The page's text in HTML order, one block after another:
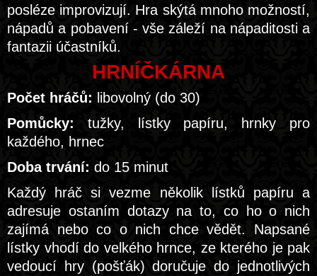
posléze improvizují. Hra skýtá mnoho možností,
nápadů a pobavení - vše záleží na nápaditosti a
fantazii účastníků.
HRNÍČKÁRNA
Počet hráčů: libovolný (do 30)
Pomůcky: tužky, lístky papíru, hrnky pro
každého, hrnec
Doba trvání: do 15 minut
Každý hráč si vezme několik lístků papíru a
adresuje ostaním dotazy na to, co ho o nich
zajímá nebo co o nich chce vědět. Napsané
lístky vhodí do velkého hrnce, ze kterého je pak
vedoucí hry (pošťák) doručuje do jednotlivých